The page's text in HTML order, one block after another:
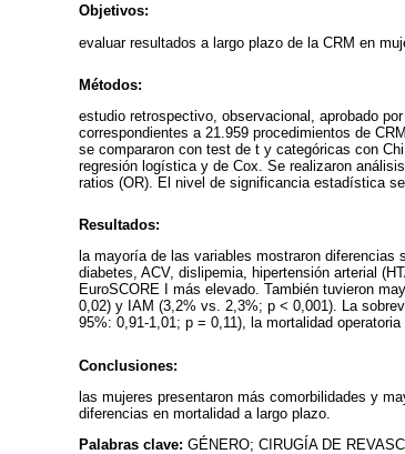
Objetivos:
evaluar resultados a largo plazo de la CRM en
Métodos:
estudio retrospectivo, observacional, aprobado
correspondientes a 21.959 procedimientos de
se compararon con test de t y categóricas con
regresión logística y de Cox. Se realizaron
ratios (OR). El nivel de significancia estadística
Resultados:
la mayoría de las variables mostraron
diabetes, ACV, dislipemia, hipertensión arterial
EuroSCORE I más elevado. También tuvieron
0,02) y IAM (3,2% vs. 2,3%; p < 0,001). La
95%: 0,91-1,01; p = 0,11), la mortalidad
Conclusiones:
las mujeres presentaron más comorbilidades y
diferencias en mortalidad a largo plazo.
Palabras clave: GÉNERO; CIRUGÍA DE